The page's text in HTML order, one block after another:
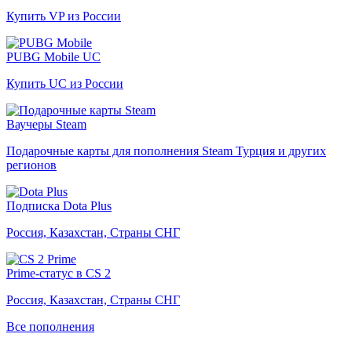
Купить VP из России
PUBG Mobile UC
Купить UC из России
Ваучеры Steam
Подарочные карты для пополнения Steam Турция и других
регионов
Подписка Dota Plus
Россия, Казахстан, Страны СНГ
Prime-статус в CS 2
Россия, Казахстан, Страны СНГ
Все пополнения